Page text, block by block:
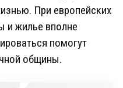
При европейских
и жилье вполне
помогут
общины.